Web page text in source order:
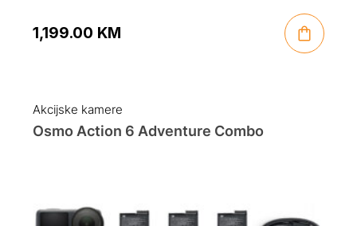
1,199.00 KM
Akcijske kamere
Osmo Action 6 Adventure Combo